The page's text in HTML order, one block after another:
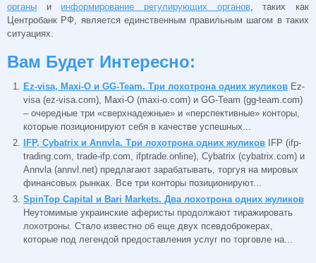
органы и информирование регулирующих органов, таких как
Центробанк РФ, является единственным правильным шагом в таких
ситуациях.
Вам Будет Интересно:
Ez-visa, Maxi-O и GG-Team. Три лохотрона одних жуликов Ez-
visa (ez-visa.com), Maxi-O (maxi-o.com) и GG-Team (gg-team.com)
– очередные три «сверхнадежные» и «перспективные» конторы,
которые позиционируют себя в качестве успешных...
IFP, Cybatrix и Annvla. Три лохотрона одних жуликов
IFP (ifp-
trading.com, trade-ifp.com, ifptrade.online), Cybatrix (cybatrix.com) и
Annvla (annvl.net) предлагают зарабатывать, торгуя на мировых
финансовых рынках. Все три конторы позиционируют...
SpinTop Capital и Bari Markets. Два лохотрона одних жуликов
Неутомимые украинские аферисты продолжают тиражировать
лохотроны. Стало известно об еще двух псевдоброкерах,
которые под легендой предоставления услуг по торговле на...